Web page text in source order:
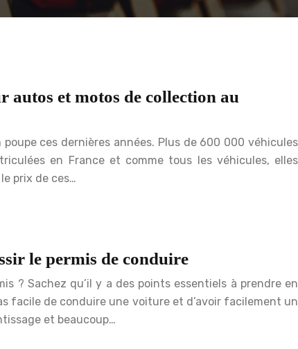
autos et motos de collection au
ces dernières années. Plus de 600 000 véhicules
en France et comme tous les véhicules, elles
prix de ces…
le permis de conduire
? Sachez qu’il y a des points essentiels à prendre en
facile de conduire une voiture et d’avoir facilement un
et beaucoup…